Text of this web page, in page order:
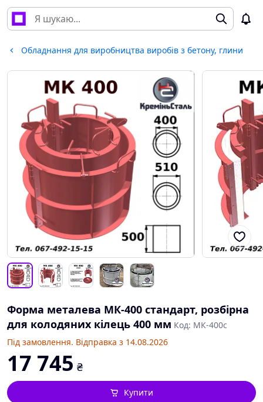
Обладнання для виробництва виробів з бетону, глини
Форма металева МК-400 стандарт, розбірна
для колодяних кілець 400 мм Код: МК-400с
Під замовлення. Відправка з 14.08.2026
17 745 ₴
Купити